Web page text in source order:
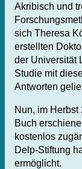
Akribisch und
sich Theresa
erstellten
der Universität
Studie mit
Antworten
Nun, im
Buch
kostenlos
Delp-Stiftung
ermöglicht.